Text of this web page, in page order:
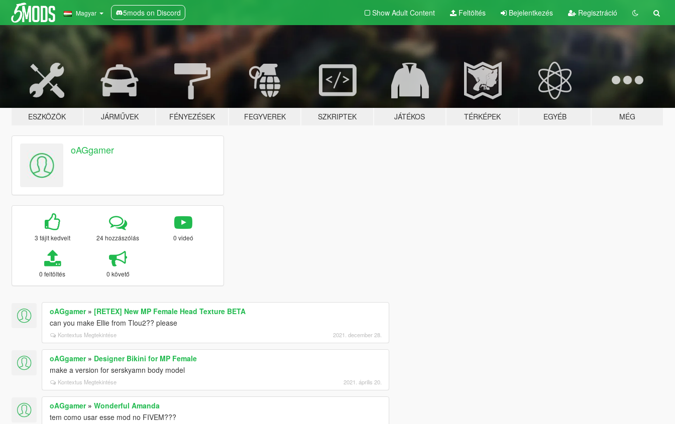
Magyar 5mods on Discord Show Adult Content Feltöltés Bejelentkezés Regisztráció
ESZKÖZÖK JÁRMŰVEK FÉNYEZÉSEK FEGYVEREK SZKRIPTEK JÁTÉKOS TÉRKÉPEK EGYÉB MÉG
oAGgamer
3 fájlt kedvelt 24 hozzászólás 0 videó
0 feltöltés 0 követő
oAGgamer» [RETEX] New MP Female Head Texture BETA
can you make Ellie from Tlou2?? please
Kontextus Megtekintése 2021. december 28.
oAGgamer» Designer Bikini for MP Female
make a version for serskyamn body model
Kontextus Megtekintése 2021. április 20.
oAGgamer» Wonderful Amanda
tem como usar esse mod no FIVEM???